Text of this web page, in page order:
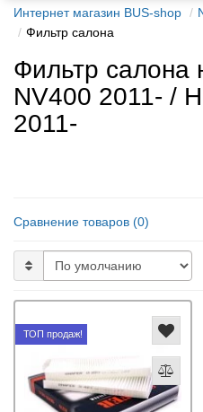
Интернет магазин BUS-shop
Фильтр салона
Фильтр салона
NV400 2011- /
2011-
Сравнение товаров (0)
ТОП продаж!